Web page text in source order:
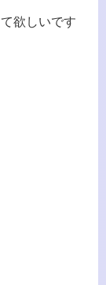
欲しいです